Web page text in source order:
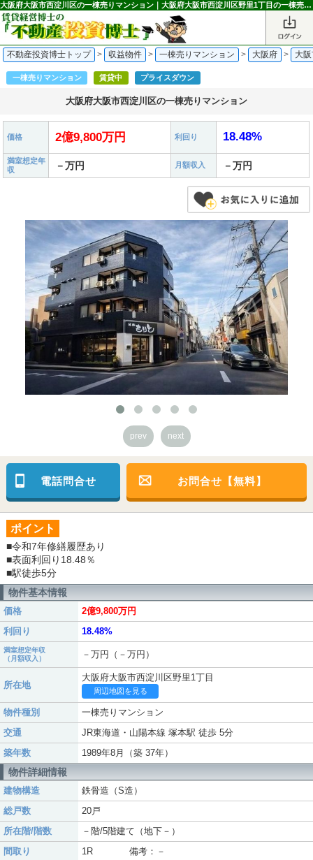
大阪府大阪市西淀川区の一棟売りマンション｜大阪府大阪市西淀川区野里1丁目の一棟売りマンション 2億9,800万円 塚本駅｜不動産投資博士
不動産投資博士トップ > 収益物件 > 一棟売りマンション > 大阪府 > 大
一棟売りマンション 賃貸中 プライスダウン
大阪府大阪市西淀川区の一棟売りマンション
価格 2億9,800万円 利回り 18.48%
満室想定年
収
－万円 月額収入 －万円
prev next
電話問合せ お問合せ【無料】
ポイント
■令和7年修繕履歴あり
■表面利回り18.48％
■駅徒歩5分
物件基本情報
価格
2億9,800万円
利回り
18.48%
満室想定年収
（月額収入）
－万円（－万円）
所在地
大阪府大阪市西淀川区野里1丁目
周辺地図を見る
物件種別
一棟売りマンション
交通
JR東海道・山陽本線 塚本駅 徒歩 5分
築年数
1989年8月（築 37年）
物件詳細情報
建物構造
鉄骨造（S造）
総戸数
20戸
所在階/階数
－階/5階建て（地下－）
間取り
1R 備考：－